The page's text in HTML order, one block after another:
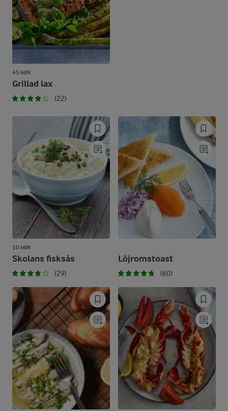
45 MIN
Grillad lax
(22)
10 MIN
Skolans fisksås
(29)
Löjromstoast
(60)